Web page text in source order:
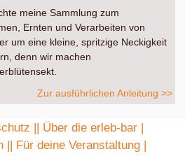
meine Sammlung zum
Ernten und Verarbeiten von
um eine kleine, spritzige Neckigkeit
denn wir machen
Zur ausführlichen Anleitung >>
|
| Über die erleb-bar |
| Für deine Veranstaltung |